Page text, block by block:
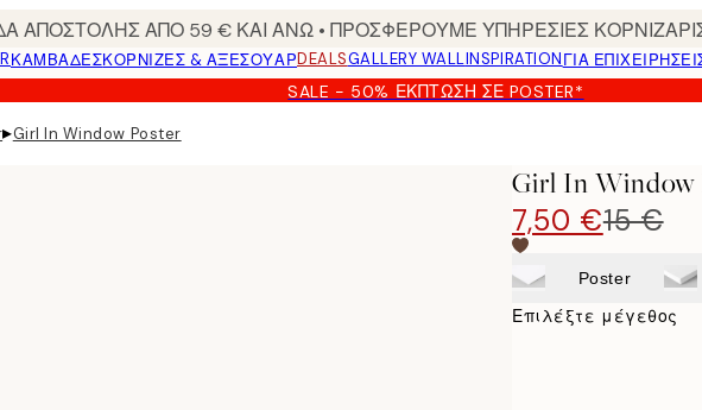
ΑΠΟΣΤΟΛΗΣ ΑΠΟ 59 € ΚΑΙ ΑΝΩ • ΠΡΟΣΦΕΡΟΥΜΕ ΥΠΗΡΕΣΙΕΣ
ΚΑΜΒΆΔΕΣΚΟΡΝΊΖΕΣ & ΑΞΕΣΟΥΆΡDEALSGALLERY WALLINSPIRATIONΓΙΑ
SALE - 50% ΈΚΠΤΩΣΗ ΣΕ POSTER*
▸Girl In Window Poster
Girl In Window
7,50 €15 €
Poster
Επιλέξτε μέγεθος